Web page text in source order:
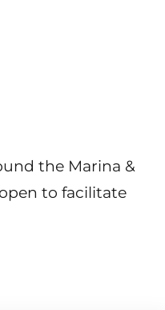
the Marina &
to facilitate